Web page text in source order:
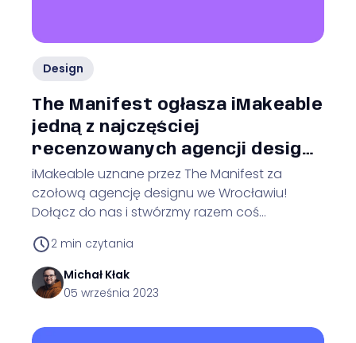
Design
The Manifest ogłasza iMakeable
jedną z najczęściej
recenzowanych agencji designu
we Wrocławiu!
iMakeable uznane przez The Manifest za
czołową agencję designu we Wrocławiu!
Dołącz do nas i stwórzmy razem coś
2 min czytania
Michał Kłak
05 września 2023